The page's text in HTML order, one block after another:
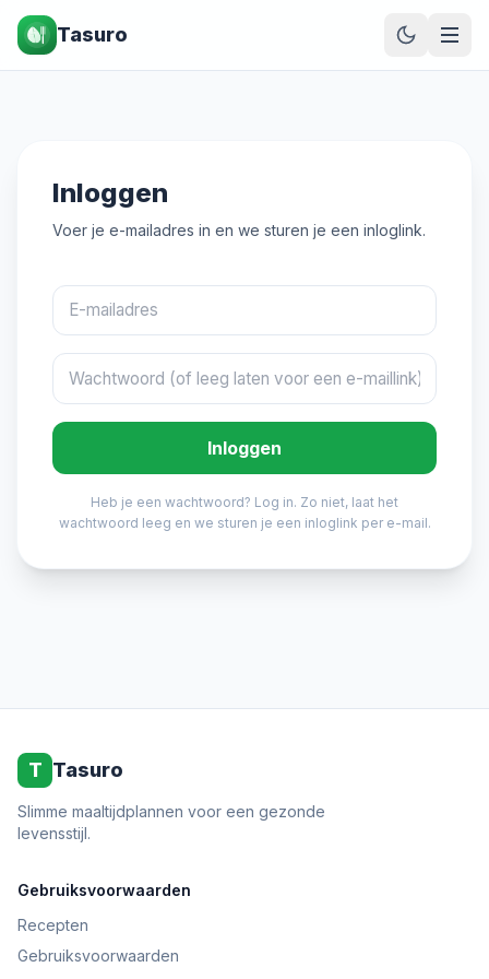
Tasuro
Inloggen
Voer je e-mailadres in en we sturen je een inloglink.
Inloggen
Heb je een wachtwoord? Log in. Zo niet, laat het
wachtwoord leeg en we sturen je een inloglink per e-mail.
T Tasuro
Slimme maaltijdplannen voor een gezonde
levensstijl.
Gebruiksvoorwaarden
Recepten
Gebruiksvoorwaarden